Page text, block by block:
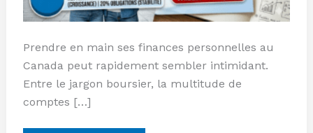
Prendre en main ses finances personnelles au
Canada peut rapidement sembler intimidant.
Entre le jargon boursier, la multitude de
comptes […]